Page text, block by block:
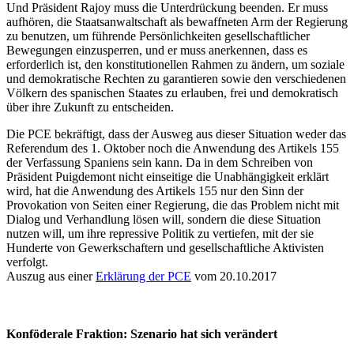
Und Präsident Rajoy muss die Unterdrückung beenden. Er muss
aufhören, die Staatsanwaltschaft als bewaffneten Arm der Regierung
zu benutzen, um führende Persönlichkeiten gesellschaftlicher
Bewegungen einzusperren, und er muss anerkennen, dass es
erforderlich ist, den konstitutionellen Rahmen zu ändern, um soziale
und demokratische Rechten zu garantieren sowie den verschiedenen
Völkern des spanischen Staates zu erlauben, frei und demokratisch
über ihre Zukunft zu entscheiden.
Die PCE bekräftigt, dass der Ausweg aus dieser Situation weder das
Referendum des 1. Oktober noch die Anwendung des Artikels 155
der Verfassung Spaniens sein kann. Da in dem Schreiben von
Präsident Puigdemont nicht einseitige die Unabhängigkeit erklärt
wird, hat die Anwendung des Artikels 155 nur den Sinn der
Provokation von Seiten einer Regierung, die das Problem nicht mit
Dialog und Verhandlung lösen will, sondern die diese Situation
nutzen will, um ihre repressive Politik zu vertiefen, mit der sie
Hunderte von Gewerkschaftern und gesellschaftliche Aktivisten
verfolgt.
Auszug aus einerErklärung der PCE vom 20.10.2017
Konföderale Fraktion: Szenario hat sich verändert